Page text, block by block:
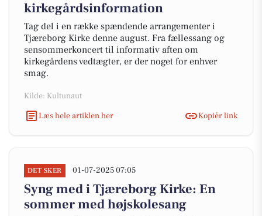
kirkegårdsinformation
Tag del i en række spændende arrangementer i
Tjæreborg Kirke denne august. Fra fællessang og
sensommerkoncert til informativ aften om
kirkegårdens vedtægter, er der noget for enhver
smag.
Kilde: Kultunaut
Læs hele artiklen her
Kopiér link
DET SKER 01-07-2025 07:05
Syng med i Tjæreborg Kirke: En
sommer med højskolesang